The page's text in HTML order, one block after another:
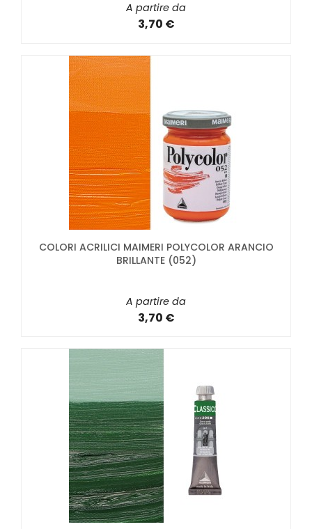
A partire da
3,70 €
COLORI ACRILICI MAIMERI POLYCOLOR ARANCIO
BRILLANTE (052)
A partire da
3,70 €